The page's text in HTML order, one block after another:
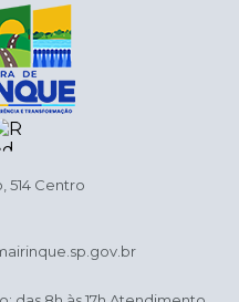
514 Centro